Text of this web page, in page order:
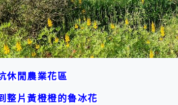
休閒農業花區
整片黃橙橙的魯冰花